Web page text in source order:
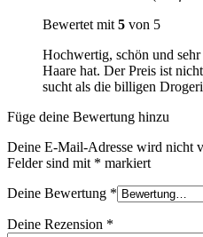
Bewertet mit 5 von 5
Hochwertig, schön und
Haare hat. Der Preis ist
sucht als die billigen
Füge deine Bewertung hinzu
Deine E-Mail-Adresse wird nicht
Felder sind mit * markiert
Deine Bewertung *
Deine Rezension *